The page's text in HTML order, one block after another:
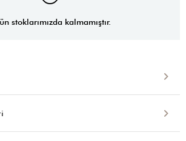
stoklarımızda kalmamıştır.